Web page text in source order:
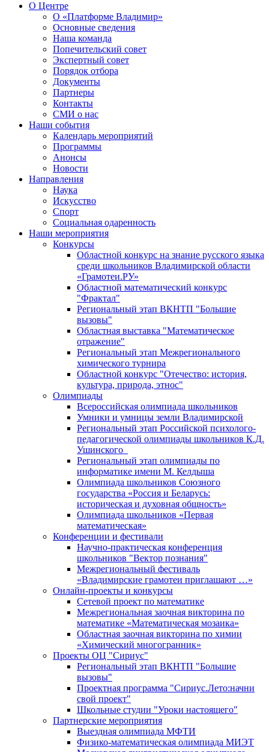
О Центре
О «Платформе Владимир»
Основные сведения
Наша команда
Попечительский совет
Экспертный совет
Порядок отбора
Документы
Партнеры
Контакты
СМИ о нас
Наши события
Календарь мероприятий
Программы
Анонсы
Новости
Направления
Наука
Искусство
Спорт
Социальная одаренность
Наши мероприятия
Конкурсы
Областной конкурс на знание русского языка
среди школьников Владимирской области
«Грамотеи.РУ»
Областной математический конкурс
"Фрактал"
Региональный этап ВКНТП "Большие
вызовы"
Областная выставка "Математическое
отражение"
Региональный этап Межрегионального
химического турнира
Областной конкурс "Отечество: история,
культура, природа, этнос"
Олимпиады
Всероссийская олимпиада школьников
Умники и умницы земли Владимирской
Региональный этап Российской психолого-
педагогической олимпиады школьников К.Д.
Ушинского
Региональный этап олимпиады по
информатике имени М. Келдыша
Олимпиада школьников Союзного
государства «Россия и Беларусь:
историческая и духовная общность»
Олимпиада школьников «Первая
математическая»
Конференции и фестивали
Научно-практическая конференция
школьников "Вектор познания"
Межрегиональный фестиваль
«Владимирские грамотеи приглашают …»
Онлайн-проекты и конкурсы
Сетевой проект по математике
Межрегиональная заочная викторина по
математике «Математическая мозаика»
Областная заочная викторина по химии
«Химический многогранник»
Проекты ОЦ "Сириус"
Региональный этап ВКНТП "Большие
вызовы"
Проектная программа "Сириус.Лето:начни
свой проект"
Школьные студии "Уроки настоящего"
Партнерские мероприятия
Выездная олимпиада МФТИ
Физико-математическая олимпиада МИЭТ